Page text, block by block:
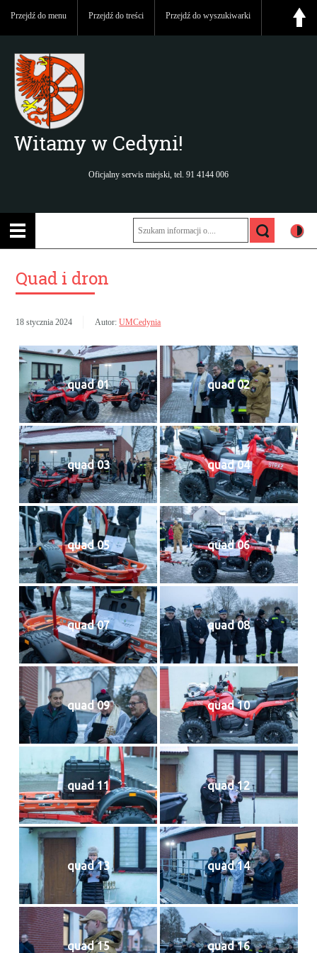
Przejdź do menu Przejdź do treści Przejdź do wyszukiwarki
Witamy w Cedyni!
Oficjalny serwis miejski, tel. 91 4144 006
Quad i dron
18 stycznia 2024 Autor:UMCedynia
quad 01 quad 02
quad 03 quad 04
quad 05 quad 06
quad 07 quad 08
quad 09 quad 10
quad 11 quad 12
quad 13 quad 14
quad 15 quad 16